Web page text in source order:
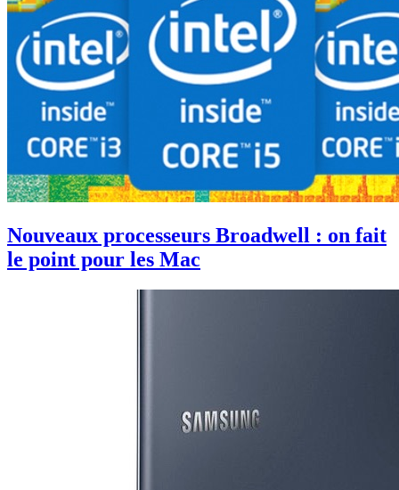
Nouveaux processeurs Broadwell : on fait
le point pour les Mac